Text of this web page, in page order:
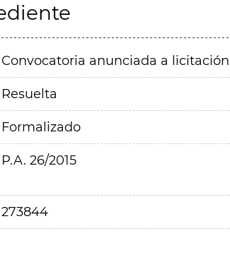
Convocatoria anunciada a licitación
Resuelta
Formalizado
P.A. 26/2015
273844